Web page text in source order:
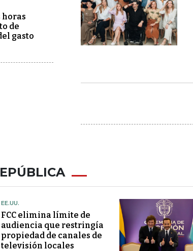
horas
de
gasto
EE.UU.
FCC elimina límite de
audiencia que restringía
propiedad de canales de
televisión locales